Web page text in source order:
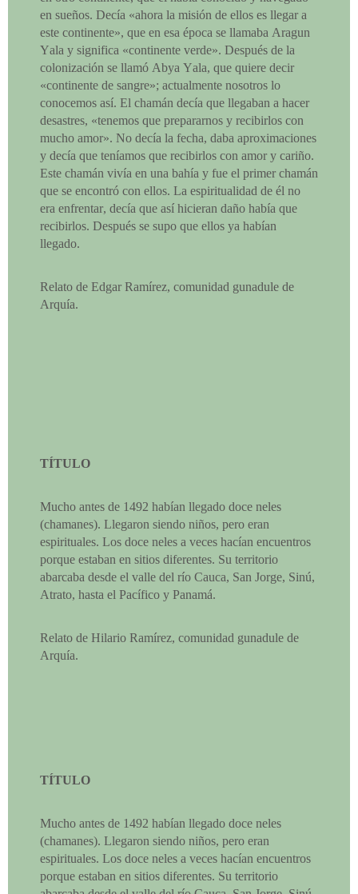
en sueños. Decía «ahora la misión de ellos es llegar a
este continente», que en esa época se llamaba Aragun
Yala y significa «continente verde». Después de la
colonización se llamó Abya Yala, que quiere decir
«continente de sangre»; actualmente nosotros lo
conocemos así. El chamán decía que llegaban a hacer
desastres, «tenemos que prepararnos y recibirlos con
mucho amor». No decía la fecha, daba aproximaciones
y decía que teníamos que recibirlos con amor y cariño.
Este chamán vivía en una bahía y fue el primer chamán
que se encontró con ellos. La espiritualidad de él no
era enfrentar, decía que así hicieran daño había que
recibirlos. Después se supo que ellos ya habían
llegado.
Relato de Edgar Ramírez, comunidad gunadule de
Arquía.
TÍTULO
Mucho antes de 1492 habían llegado doce neles
(chamanes). Llegaron siendo niños, pero eran
espirituales. Los doce neles a veces hacían encuentros
porque estaban en sitios diferentes. Su territorio
abarcaba desde el valle del río Cauca, San Jorge, Sinú,
Atrato, hasta el Pacífico y Panamá.
Relato de Hilario Ramírez, comunidad gunadule de
Arquía.
TÍTULO
Mucho antes de 1492 habían llegado doce neles
(chamanes). Llegaron siendo niños, pero eran
espirituales. Los doce neles a veces hacían encuentros
porque estaban en sitios diferentes. Su territorio